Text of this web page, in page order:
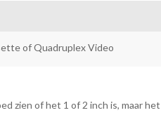
of Quadruplex Video
zien of het 1 of 2 inch is, maar